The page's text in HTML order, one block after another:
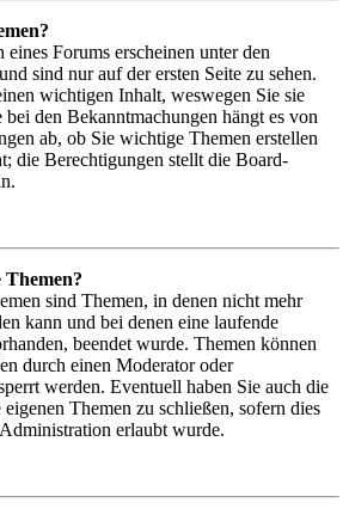
Forums erscheinen unter den
sind nur auf der ersten Seite zu sehen.
wichtigen Inhalt, weswegen Sie sie
bei den Bekanntmachungen hängt es von
ab, ob Sie wichtige Themen erstellen
die Berechtigungen stellt die Board-
Themen?
sind Themen, in denen nicht mehr
kann und bei denen eine laufende
beendet wurde. Themen können
durch einen Moderator oder
werden. Eventuell haben Sie auch die
Themen zu schließen, sofern dies
erlaubt wurde.